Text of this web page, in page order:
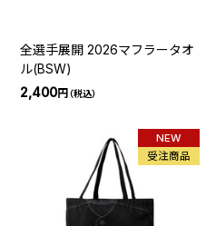
全選手展開 2026マフラータオ
ル(BSW)
2,400円（税込）
NEW
受注商品